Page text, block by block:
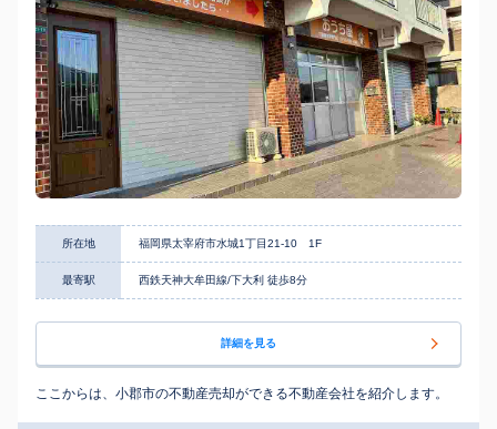
所在地 福岡県太宰府市水城1丁目21-10 1F
最寄駅 西鉄天神大牟田線/下大利 徒歩8分
詳細を見る
ここからは、小郡市の不動産売却ができる不動産会社を紹介します。